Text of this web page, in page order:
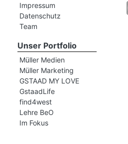
Impressum
Datenschutz
Team
Unser Portfolio
Müller Medien
Müller Marketing
GSTAAD MY LOVE
GstaadLife
find4west
Lehre BeO
Im Fokus